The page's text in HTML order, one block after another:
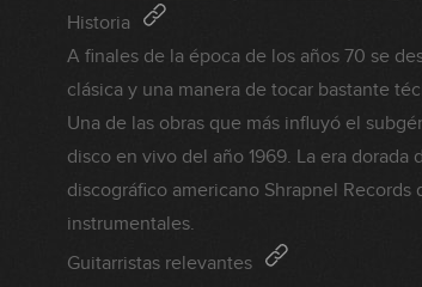
Historia
A finales de la época de los años 70 se
clásica y una manera de tocar bastante
Una de las obras que más influyó el
disco en vivo del año 1969. La era
discográfico americano Shrapnel
instrumentales.
Guitarristas relevantes